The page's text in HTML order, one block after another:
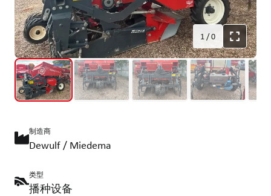
1/0
制造商
Dewulf / Miedema
类型
播种设备